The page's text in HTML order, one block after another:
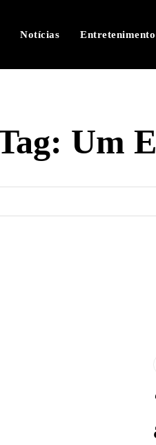
Notícias Entretenimento
Um